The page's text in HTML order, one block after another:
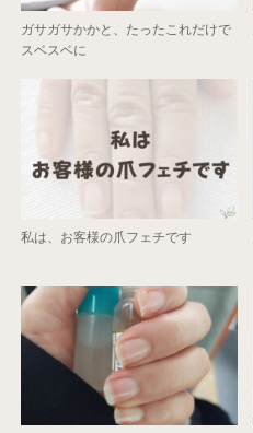
ガサガサかかと、たったこれだけで
スベスベに
私は、お客様の爪フェチです